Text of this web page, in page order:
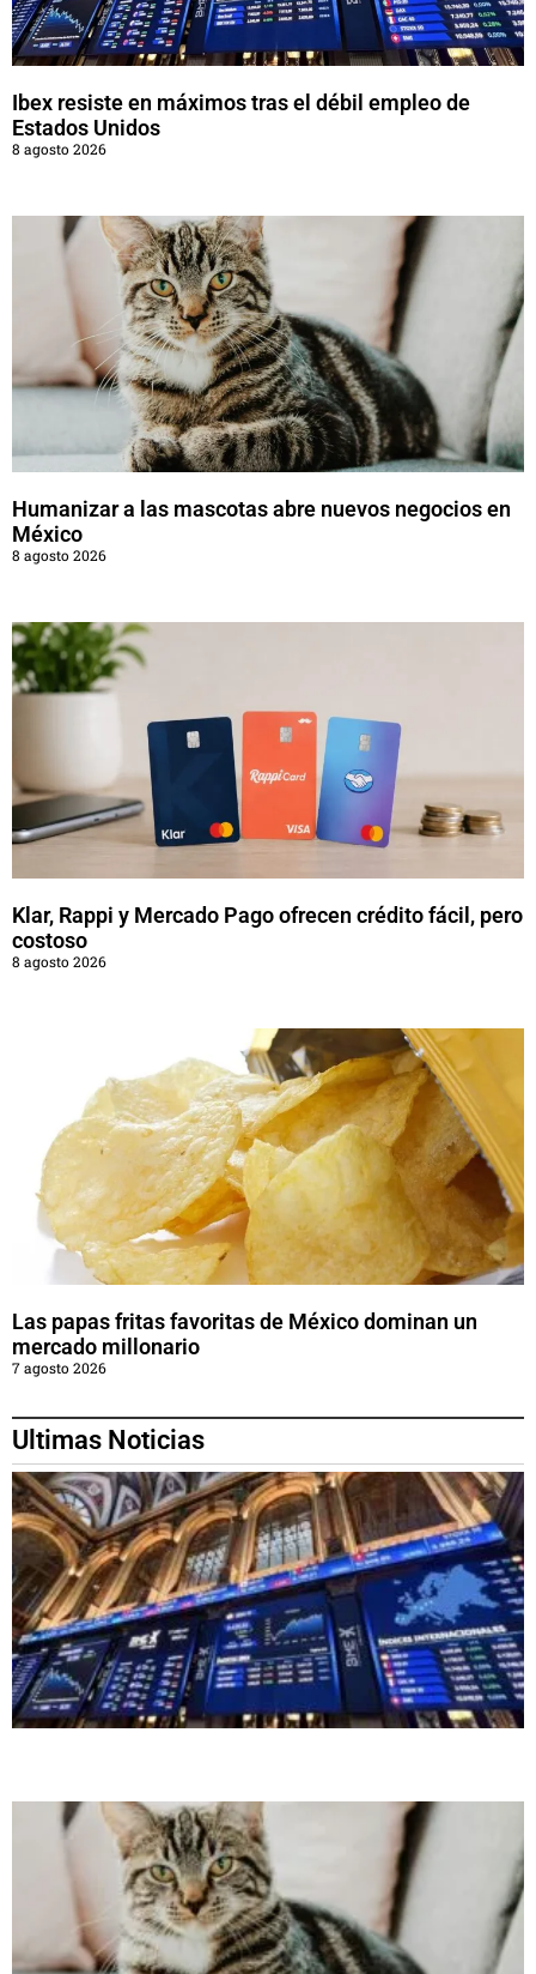
Ibex resiste en máximos tras el débil empleo de
Estados Unidos
8 agosto 2026
Humanizar a las mascotas abre nuevos negocios en
México
8 agosto 2026
Klar, Rappi y Mercado Pago ofrecen crédito fácil, pero
costoso
8 agosto 2026
Las papas fritas favoritas de México dominan un
mercado millonario
7 agosto 2026
Ultimas Noticias